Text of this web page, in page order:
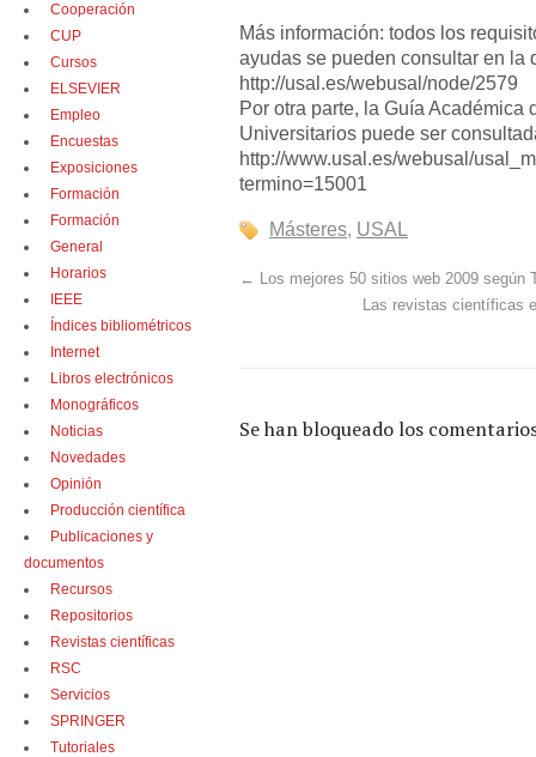
Más información: todos los
ayudas se pueden consultar en la
http://usal.es/webusal/node/2579
Por otra parte, la Guía Académica
Universitarios puede ser
http://www.usal.es/webusal/
termino=15001
Másteres, USAL
← Los mejores 50 sitios web 2009 según
Las revistas científicas
Se han bloqueado los
Cooperación
CUP
Cursos
ELSEVIER
Empleo
Encuestas
Exposiciones
Formación
Formación
General
Horarios
IEEE
Índices bibliométricos
Internet
Libros electrónicos
Monográficos
Noticias
Novedades
Opinión
Producción científica
Publicaciones y
documentos
Recursos
Repositorios
Revistas científicas
RSC
Servicios
SPRINGER
Tutoriales